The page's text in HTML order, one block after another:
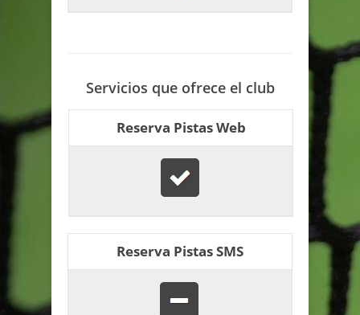
Servicios que ofrece el club
Reserva Pistas Web
Reserva Pistas SMS